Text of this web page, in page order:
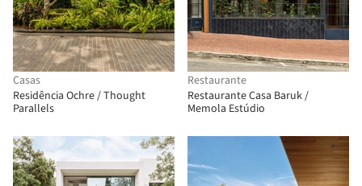
Casas
Residência Ochre / Thought
Parallels
Restaurante
Restaurante Casa Baruk /
Memola Estúdio